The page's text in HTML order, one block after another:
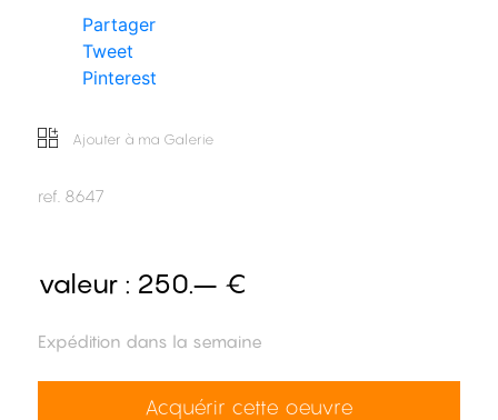
Partager
Tweet
Pinterest
Ajouter à ma Galerie
ref. 8647
valeur : 250.– €
Expédition dans la semaine
Acquérir cette oeuvre